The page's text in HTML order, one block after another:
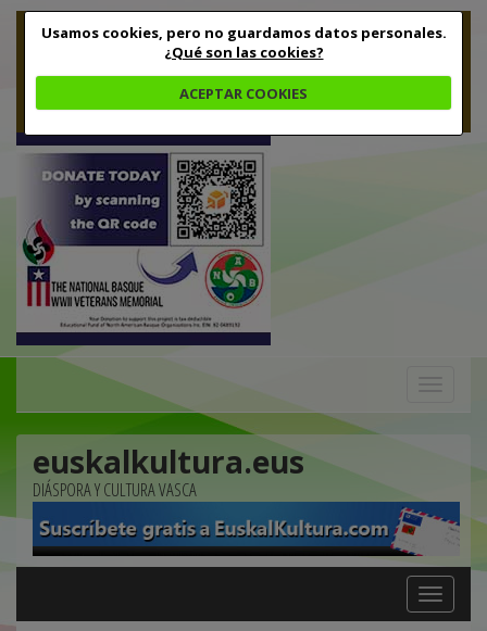
Usamos cookies, pero no guardamos datos personales.
¿Qué son las cookies?
ACEPTAR COOKIES
euskalkultura.eus
DIÁSPORA Y CULTURA VASCA
Toggle
navigation